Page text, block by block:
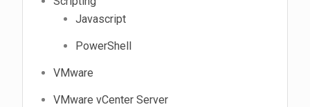
Javascript
PowerShell
VMware
VMware vCenter Server